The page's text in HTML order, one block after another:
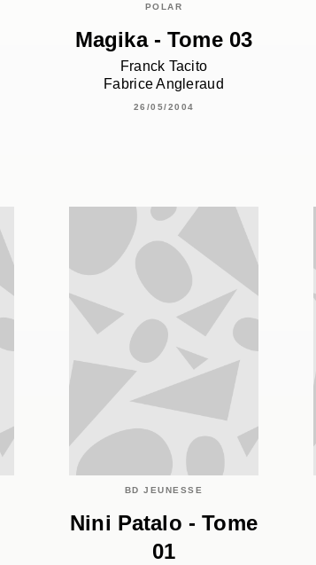
POLAR
Magika - Tome 03
Franck Tacito
Fabrice Angleraud
26/05/2004
BD JEUNESSE
Nini Patalo - Tome
01